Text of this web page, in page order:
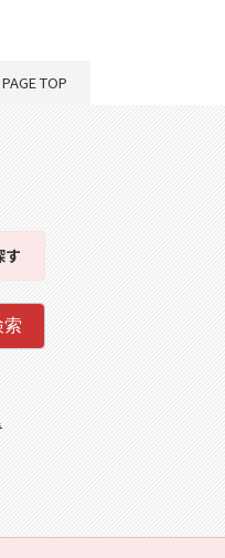
PAGE TOP
す
索